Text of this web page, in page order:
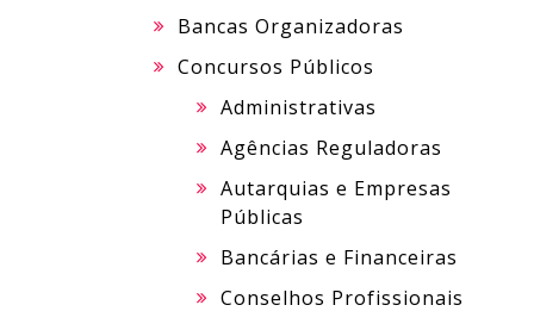
Bancas Organizadoras
Concursos Públicos
Administrativas
Agências Reguladoras
Autarquias e Empresas
Públicas
Bancárias e Financeiras
Conselhos Profissionais